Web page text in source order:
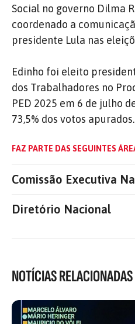
Social no governo Dilma
coordenado a
presidente Lula nas
Edinho foi eleito
dos Trabalhadores no
PED 2025 em 6 de julho
73,5% dos votos apurados.
FAZ PARTE DAS SEGUINTES
Comissão Executiva
Diretório Nacional
NOTÍCIAS RELACIONADAS